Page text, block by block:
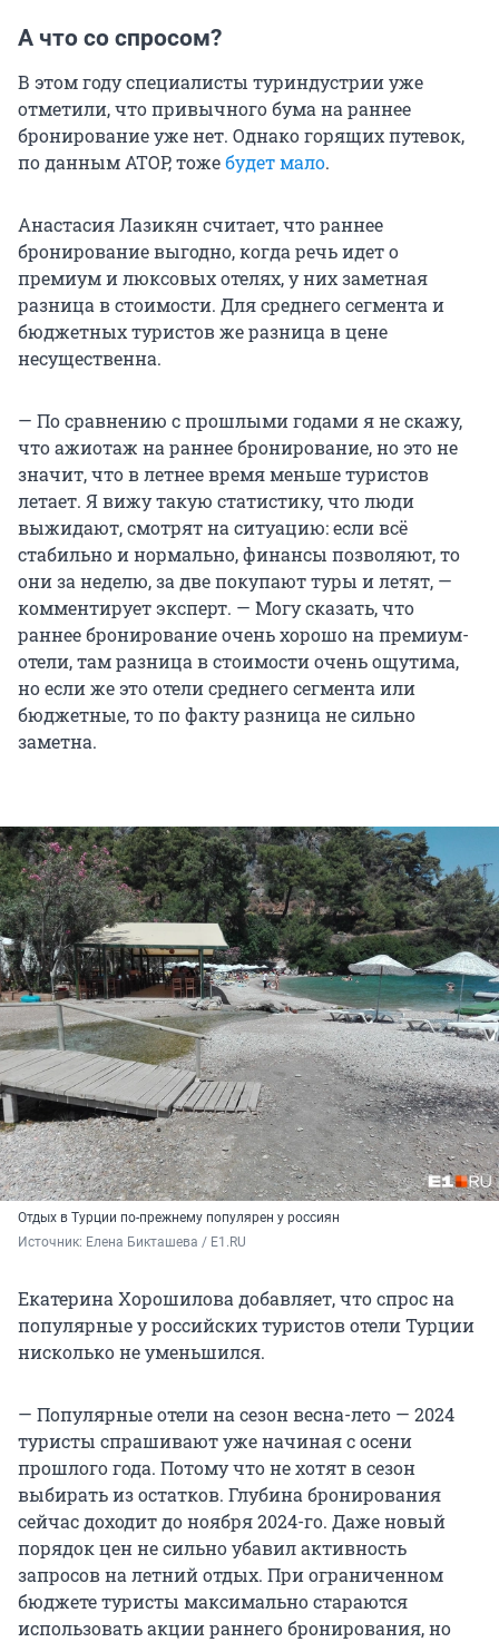
А что со спросом?
В этом году специалисты туриндустрии уже
отметили, что привычного бума на раннее
бронирование уже нет. Однако горящих путевок,
по данным АТОР, тожебудет мало.
Анастасия Лазикян считает, что раннее
бронирование выгодно, когда речь идет о
премиум и люксовых отелях, у них заметная
разница в стоимости. Для среднего сегмента и
бюджетных туристов же разница в цене
несущественна.
— По сравнению с прошлыми годами я не скажу,
что ажиотаж на раннее бронирование, но это не
значит, что в летнее время меньше туристов
летает. Я вижу такую статистику, что люди
выжидают, смотрят на ситуацию: если всё
стабильно и нормально, финансы позволяют, то
они за неделю, за две покупают туры и летят, —
комментирует эксперт. — Могу сказать, что
раннее бронирование очень хорошо на премиум-
отели, там разница в стоимости очень ощутима,
но если же это отели среднего сегмента или
бюджетные, то по факту разница не сильно
заметна.
Отдых в Турции по-прежнему популярен у россиян
Источник: Елена Бикташева / E1.RU
Екатерина Хорошилова добавляет, что спрос на
популярные у российских туристов отели Турции
нисколько не уменьшился.
— Популярные отели на сезон весна-лето — 2024
туристы спрашивают уже начиная с осени
прошлого года. Потому что не хотят в сезон
выбирать из остатков. Глубина бронирования
сейчас доходит до ноября 2024-го. Даже новый
порядок цен не сильно убавил активность
запросов на летний отдых. При ограниченном
бюджете туристы максимально стараются
использовать акции раннего бронирования, но